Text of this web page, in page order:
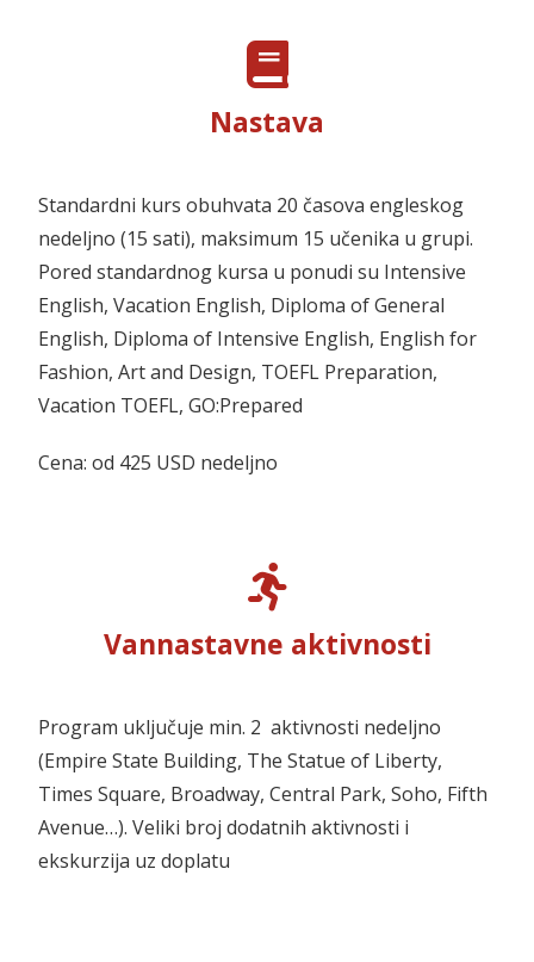
Nastava
Standardni kurs obuhvata 20 časova engleskog
nedeljno (15 sati), maksimum 15 učenika u grupi.
Pored standardnog kursa u ponudi su Intensive
English, Vacation English, Diploma of General
English, Diploma of Intensive English, English for
Fashion, Art and Design, TOEFL Preparation,
Vacation TOEFL, GO:Prepared
Cena: od 425 USD nedeljno
Vannastavne aktivnosti
Program uključuje min. 2 aktivnosti nedeljno
(Empire State Building, The Statue of Liberty,
Times Square, Broadway, Central Park, Soho, Fifth
Avenue…). Veliki broj dodatnih aktivnosti i
ekskurzija uz doplatu